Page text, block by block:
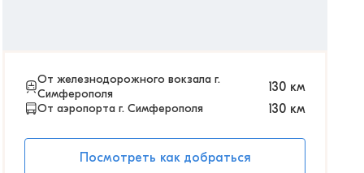
От железнодорожного вокзала г.
Симферополя
130 км
От аэропорта г. Симферополя 130 км
Посмотреть как добраться